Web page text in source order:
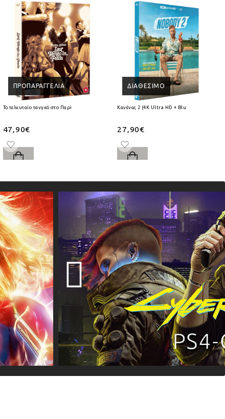
ΠΡΟΠΑΡΑΓΓΕΛΊΑ
Το τελευταίο τανγκό στο Παρίσι 4K Ultra HD + Blu-Ray
47,90€
ΔΙΑΘΈΣΙΜΟ
Κανένας 2 (4K Ultra HD + Blu-ray)
27,90€